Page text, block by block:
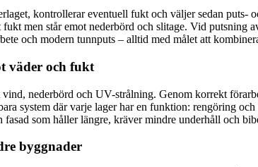
kontrollerar eventuell fukt och väljer sedan
men står emot nederbörd och slitage. Vid
och modern tunnputs – alltid med målet att
väder och fukt
nederbörd och UV-strålning. Genom korrekt
system där varje lager har en funktion: rengöring
som håller längre, kräver mindre underhåll och
byggnader